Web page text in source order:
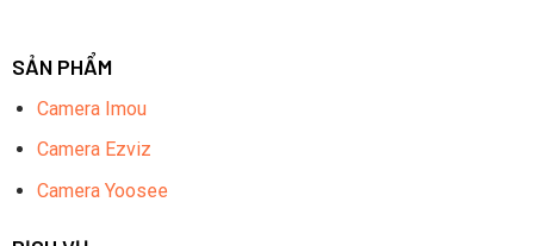
SẢN PHẨM
Camera Imou
Camera Ezviz
Camera Yoosee